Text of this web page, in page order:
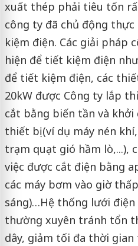
xuất thép phải tiêu tốn
công ty đã chủ động
kiệm điện. Các giải pháp
hiện để tiết kiệm điện
để tiết kiệm điện, các
20kW được Công ty lắp
cắt bằng biến tần và
thiết bị (ví dụ máy nén
trạm quạt gió hầm lò,...),
việc được cắt điện bằng
các máy bơm vào giờ
sáng)…Hệ thống lưới
thường xuyên tránh tổn
dây, giảm tối đa thời